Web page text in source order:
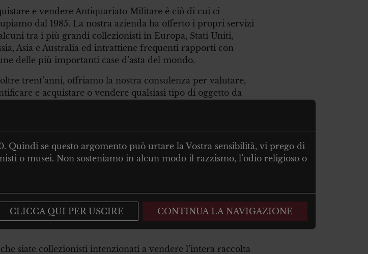
e vendere Antiquariato Militare è ciò di cui ci
dal 1985. La nostra azienda ha offerto i propri servizi
tra i più grandi collezionisti in Europa, Stati Uniti,
Asia e Australia ed intrattiene frequenti rapporti con
delle più importanti case d’asta del mondo.
trent’anni, offriamo la nostra consulenza per valutare,
e acquistare o vendere qualsiasi tipo di oggetto da
I TUOI
che siate collezionisti intenzionati a vendere l’intera raccolta
Quindi se questo argomento può urtare la Vostra sensibilità, vi prego di
o musei. Non sosteniamo in alcun modo il razzismo, l’odio religioso o
CLICCA QUI PER USCIRE CONTINUA LA NAVIGAZIONE